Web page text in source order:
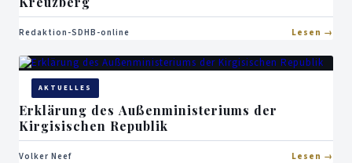
Redaktion-SDHB-online Lesen
AKTUELLES
Erklärung des Außenministeriums der
Kirgisischen Republik
Volker Neef Lesen